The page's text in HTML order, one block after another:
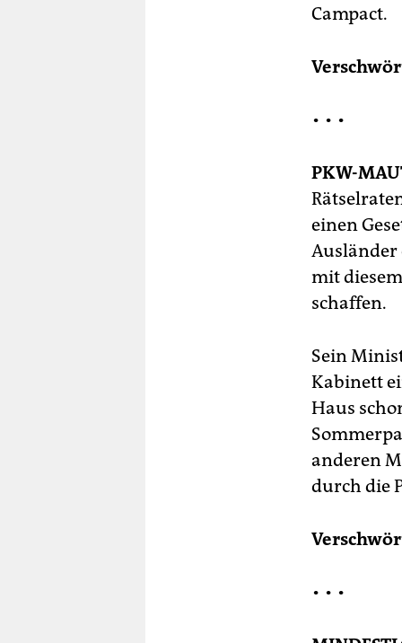
Campact.
• • •
PKW-
einen
Ausländer
mit
schaffen.
Sein
Kabinett
Haus
anderen
durch die
• • •